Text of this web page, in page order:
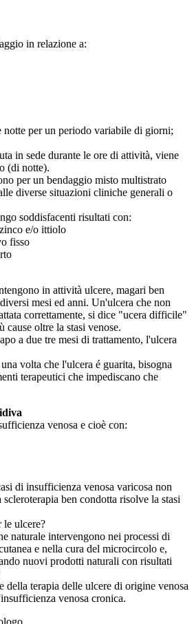
in relazione a:
notte per un periodo variabile di giorni;
in sede durante le ore di attività, viene
(di notte).
per un bendaggio misto multistrato
diverse situazioni cliniche generali o
soddisfacenti risultati con:
e/o ittiolo
fisso
in attività ulcere, magari ben
mesi ed anni. Un'ulcera che non
correttamente, si dice "ucera difficile"
cause oltre la stasi venose.
a due tre mesi di trattamento, l'ulcera
volta che l'ulcera é guarita, bisogna
terapeutici che impediscano che
venosa e cioè con:
di insufficienza venosa varicosa non
ben condotta risolve la stasi
le ulcere?
naturale intervengono nei processi di
e nella cura del microcircolo e,
nuovi prodotti naturali con risultati
della terapia delle ulcere di origine venosa
venosa cronica.